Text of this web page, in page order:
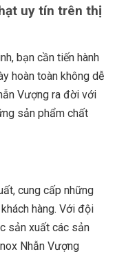
uy tín trên thị
bạn cần tiến hành
hoàn toàn không dễ
Vượng ra đời với
sản phẩm chất
cung cấp những
hàng. Với đội
sản xuất các sản
Nhẫn Vượng